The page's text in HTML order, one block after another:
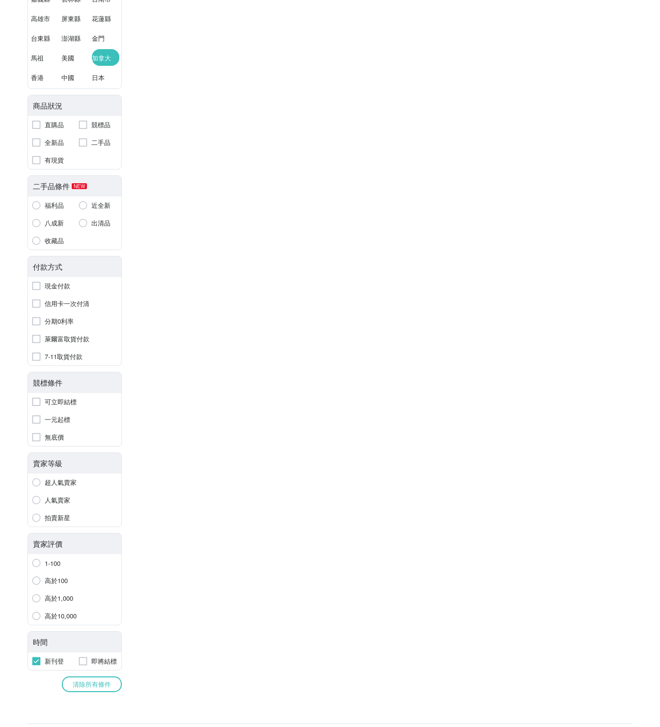
高雄市 屏東縣 花蓮縣
台東縣 澎湖縣 金門
馬祖 美國 加拿大
香港 中國 日本
商品狀況
直購品
競標品
全新品
二手品
有現貨
二手品條件 NEW
福利品
近全新
八成新
出清品
收藏品
付款方式
現金付款
信用卡一次付清
分期0利率
萊爾富取貨付款
7-11取貨付款
競標條件
可立即結標
一元起標
無底價
賣家等級
超人氣賣家
人氣賣家
拍賣新星
賣家評價
1-100
高於100
高於1,000
高於10,000
時間
新刊登 即將結標
清除所有條件